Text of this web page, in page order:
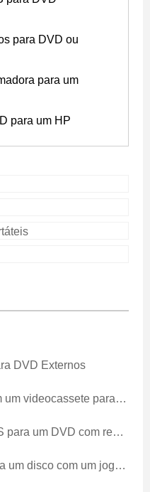
para DVD ou
para um
para um HP
DVD Externos
para DVD Combo
com remoção Macrovision
com um jogador RCA